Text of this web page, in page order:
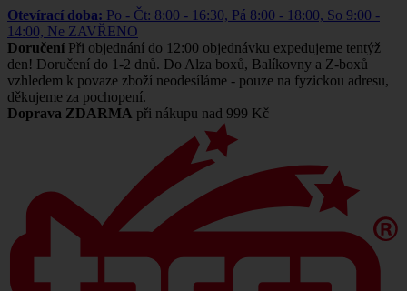
Otevírací doba: Po - Čt: 8:00 - 16:30, Pá 8:00 - 18:00, So 9:00 -
14:00, Ne ZAVŘENO
Doručení Při objednání do 12:00 objednávku expedujeme tentýž
den! Doručení do 1-2 dnů. Do Alza boxů, Balíkovny a Z-boxů
vzhledem k povaze zboží neodesíláme - pouze na fyzickou adresu,
děkujeme za pochopení.
Doprava ZDARMA při nákupu nad 999 Kč